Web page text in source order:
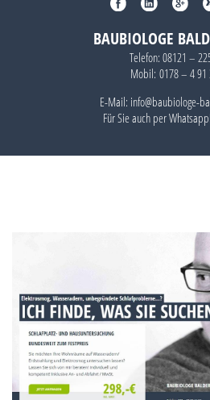
BAUBIOLOGE
Telefon: 08121 –
Mobil: 0178 – 4 91
E-Mail: info@baubiologe-
Für Sie auch per